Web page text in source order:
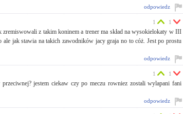
+ skomentuj
meczami piłki nożnej.Wystarczy spojrzec na plany poprawy
pokazywanie dużego zainteresowanie władze administracyjne nie
zachęcam do wygospodarowania tych 2 godzin a nie będziecie
odpowiedz